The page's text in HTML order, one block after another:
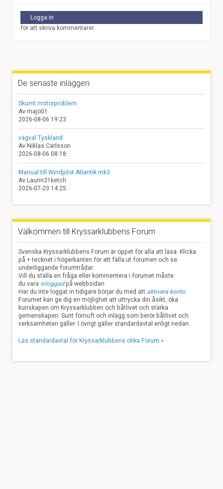
Logga in
för att skriva kommentarer
De senaste inläggen
Skumt motorproblem
Av majo01
2026-08-06 19:23
vägval Tyskland
Av Niklas.Carlsson
2026-08-06 08:18
Manual till Windpilot Atlantik mk3
Av Laurin31ketch
2026-07-23 14:25
Välkommen till Kryssarklubbens Forum
Svenska Kryssarklubbens Forum är öppet för alla att läsa. Klicka
på + tecknet i högerkanten för att fälla ut forumen och se
underliggande forumtrådar.
Vill du ställa en fråga eller kommentera i forumet måste
du vara inloggadpå webbsidan.
Har du inte loggat in tidigare börjar du med att aktivera konto.
Forumet kan ge dig en möjlighet att uttrycka din åsikt, öka
kunskapen om Kryssarklubben och båtlivet och stärka
gemenskapen. Sunt förnuft och inlägg som berör båtlivet och
verksamheten gäller. I övrigt gäller standardavtal enligt nedan.
Läs standardavtal för Kryssarklubbens olika Forum »